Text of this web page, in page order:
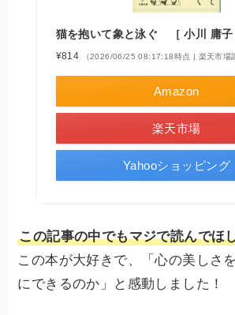
猫を抱いて象と泳ぐ ［ 小川 庸子
¥814 （2026/06/25 08:17:18時点 | 楽天市場
Amazon
楽天市場
Yahooショッピング
この記事の中でもマジで読んでほ
この本が大好きで、「心の美しさ
にできるのか」と感動しました！